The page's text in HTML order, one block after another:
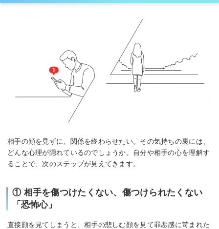
相手の顔を見ずに、関係を終わらせたい。その気持ちの裏には、
どんな心理が隠れているのでしょうか。自分や相手の心を理解す
ることで、次のステップが見えてきます。
① 相手を傷つけたくない、傷つけられたくない
「恐怖心」
直接顔を見てしまうと、相手の悲しむ顔を見て罪悪感に苛まれた